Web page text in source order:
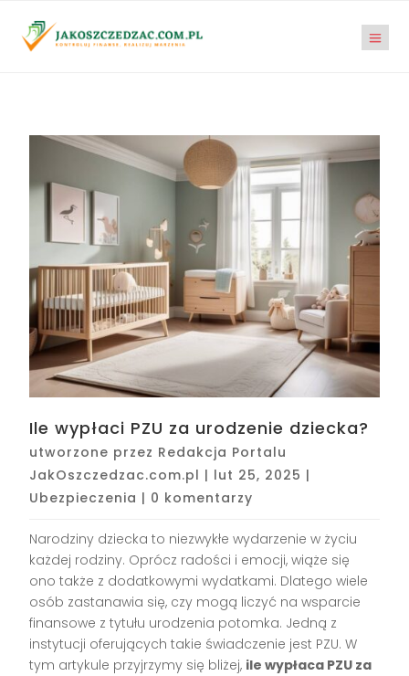
Ile wypłaci PZU za urodzenie dziecka?
utworzone przez Redakcja Portalu
JakOszczedzac.com.pl | lut 25, 2025 |
Ubezpieczenia | 0 komentarzy
Narodziny dziecka to niezwykłe wydarzenie w życiu
każdej rodziny. Oprócz radości i emocji, wiąże się
ono także z dodatkowymi wydatkami. Dlatego wiele
osób zastanawia się, czy mogą liczyć na wsparcie
finansowe z tytułu urodzenia potomka. Jedną z
instytucji oferujących takie świadczenie jest PZU. W
tym artykule przyjrzymy się bliżej, ile wypłaca PZU za